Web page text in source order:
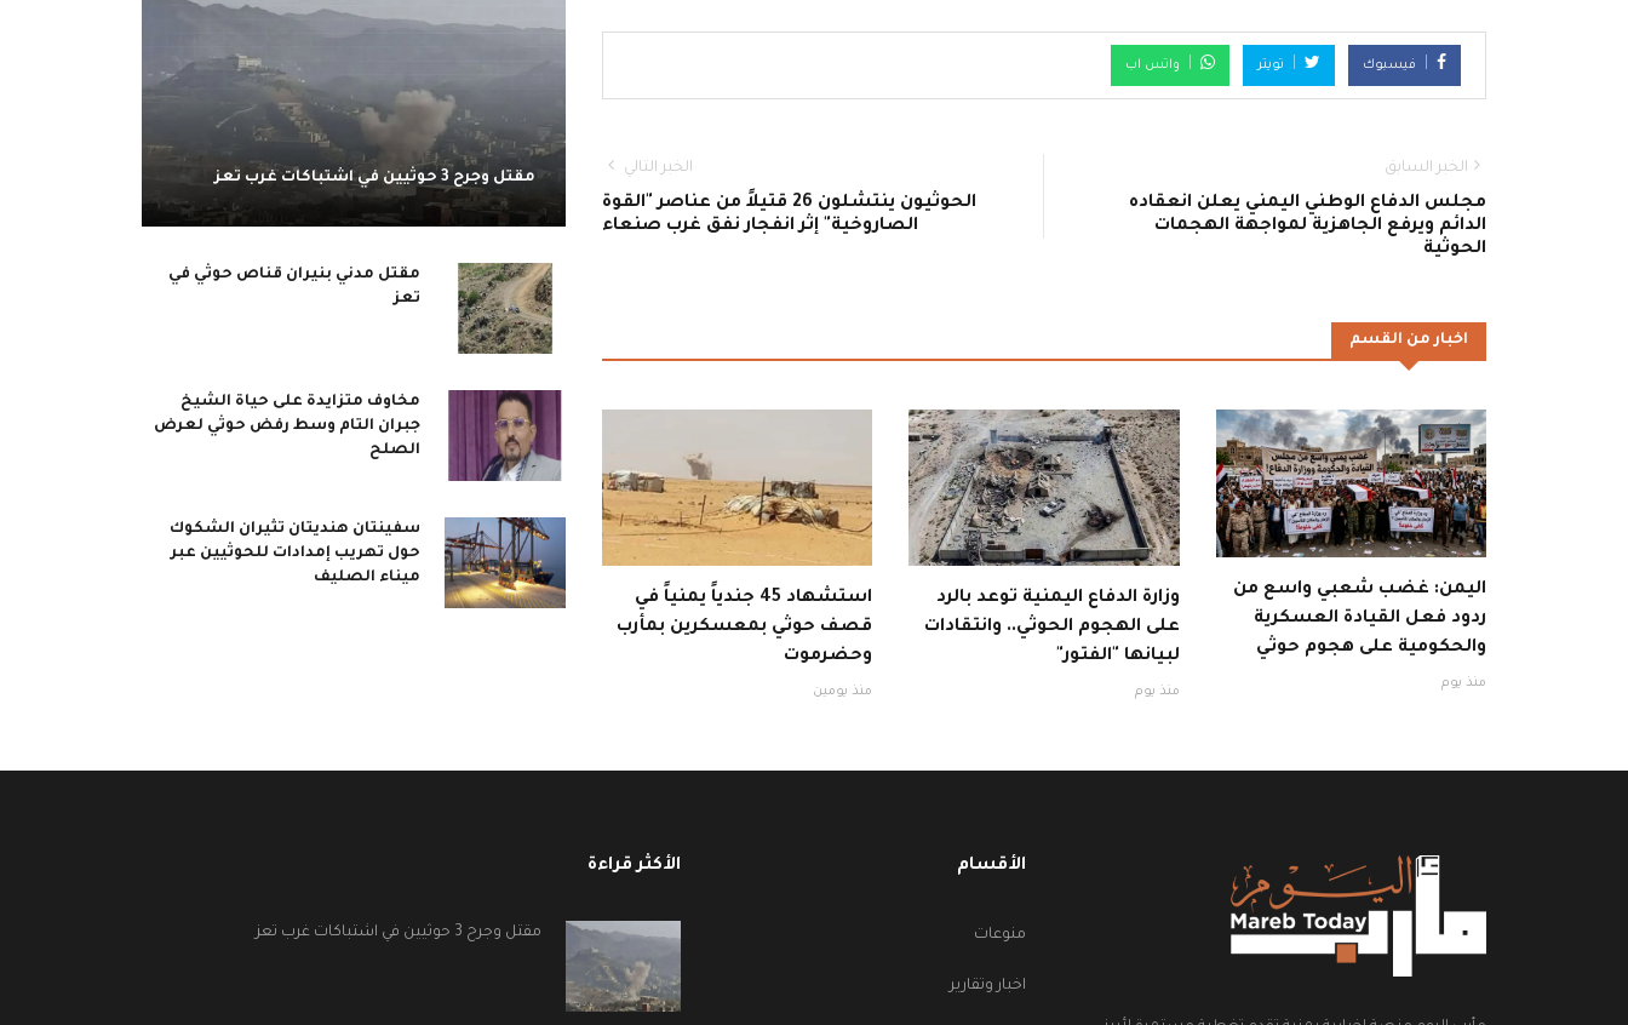
فيسبوك تويتر واتس اب
الخبر السابق
مجلس الدفاع الوطني اليمني يعلن انعقاده
الدائم ويرفع الجاهزية لمواجهة الهجمات
الحوثية
الخبر التالي
الحوثيون ينتشلون 26 قتيلاً من عناصر "القوة
الصاروخية" إثر انفجار نفق غرب صنعاء
اخبار من القسم
اليمن: غضب شعبي واسع من
ردود فعل القيادة العسكرية
والحكومية على هجوم حوثي
منذ يوم
وزارة الدفاع اليمنية توعد بالرد
على الهجوم الحوثي.. وانتقادات
لبيانها "الفتور"
منذ يوم
استشهاد 45 جندياً يمنياً في
قصف حوثي بمعسكرين بمأرب
وحضرموت
منذ يومين
مقتل وجرح 3 حوثيين في اشتباكات غرب تعز
مقتل مدني بنيران قناص حوثي في
تعز
مخاوف متزايدة على حياة الشيخ
جبران التام وسط رفض حوثي لعرض
الصلح
سفينتان هنديتان تثيران الشكوك
حول تهريب إمدادات للحوثيين عبر
ميناء الصليف
الأقسام
منوعات
اخبار وتقارير
الأكثر قراءة
مقتل وجرح 3 حوثيين في اشتباكات غرب تعز